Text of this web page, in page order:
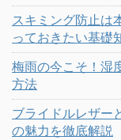
スキミング防止は
っておきたい基礎
梅雨の今こそ！湿
方法
ブライドルレザー
の魅力を徹底解説